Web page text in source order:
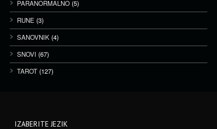
PARANORMALNO (5)
RUNE (3)
SANOVNIK (4)
SNOVI (67)
TAROT (127)
IZABERITE JEZIK